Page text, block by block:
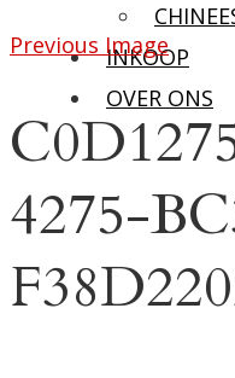
INKOOP
OVER ONS
Previous Image
4275-